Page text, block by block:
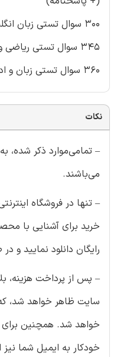
۳۰۰ سوال تستی زبان انگلیسی (+ پاسخنامه)
۳۴۵ سوال تستی ریاضی و آمار (+ پاسخنامه)
۳۶۰ سوال تستی زبان و ادبیات فارسی (+ پاسخنامه)
نکات
– تمامی‌موارد ذکر شده،
می‌باشند.
– تنها در فروشگاه
خرید برای آشنایی با
رایگان دانلود نمایید و
– پس از پرداخت هزینه،
سایت ظاهر خواهد شد،
خواهد شد. همچنین
خودکار به ایمیل شما